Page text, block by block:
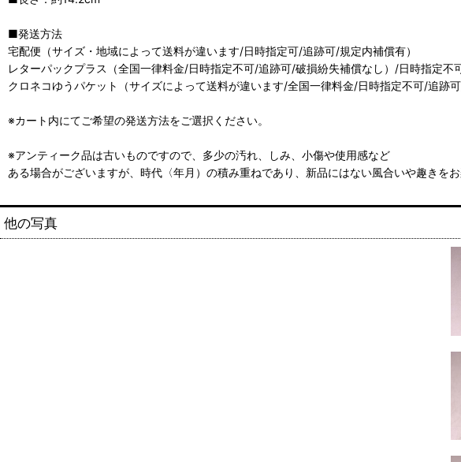
■発送方法
宅配便（サイズ・地域によって送料が違います/日時指定可/追跡可/規定内補償有）
レターパックプラス（全国一律料金/日時指定不可/追跡可/破損紛失補償なし）/日時指定不
クロネコゆうパケット（サイズによって送料が違います/全国一律料金/日時指定不可/追跡可
※カート内にてご希望の発送方法をご選択ください。
※アンティーク品は古いものですので、多少の汚れ、しみ、小傷や使用感など
ある場合がございますが、時代〈年月）の積み重ねであり、新品にはない風合いや趣きを
他の写真